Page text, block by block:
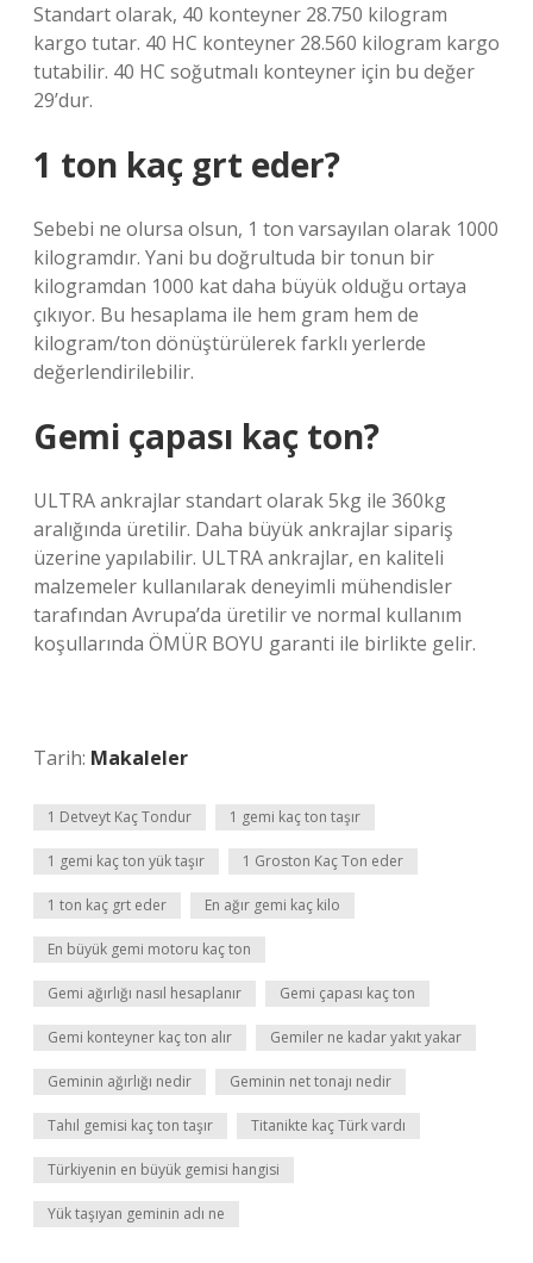
Standart olarak, 40 konteyner 28.750 kilogram
kargo tutar. 40 HC konteyner 28.560 kilogram kargo
tutabilir. 40 HC soğutmalı konteyner için bu değer
29’dur.
1 ton kaç grt eder?
Sebebi ne olursa olsun, 1 ton varsayılan olarak 1000
kilogramdır. Yani bu doğrultuda bir tonun bir
kilogramdan 1000 kat daha büyük olduğu ortaya
çıkıyor. Bu hesaplama ile hem gram hem de
kilogram/ton dönüştürülerek farklı yerlerde
değerlendirilebilir.
Gemi çapası kaç ton?
ULTRA ankrajlar standart olarak 5kg ile 360kg
aralığında üretilir. Daha büyük ankrajlar sipariş
üzerine yapılabilir. ULTRA ankrajlar, en kaliteli
malzemeler kullanılarak deneyimli mühendisler
tarafından Avrupa’da üretilir ve normal kullanım
koşullarında ÖMÜR BOYU garanti ile birlikte gelir.
Tarih: Makaleler
1 Detveyt Kaç Tondur 1 gemi kaç ton taşır
1 gemi kaç ton yük taşır 1 Groston Kaç Ton eder
1 ton kaç grt eder En ağır gemi kaç kilo
En büyük gemi motoru kaç ton
Gemi ağırlığı nasıl hesaplanır Gemi çapası kaç ton
Gemi konteyner kaç ton alır Gemiler ne kadar yakıt yakar
Geminin ağırlığı nedir Geminin net tonajı nedir
Tahıl gemisi kaç ton taşır Titanikte kaç Türk vardı
Türkiyenin en büyük gemisi hangisi
Yük taşıyan geminin adı ne